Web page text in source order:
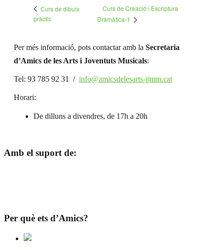
Curs de dibuix
pràctic
Curs de Creació i Escriptura
Dramàtica-1
Per més informació, pots contactar amb la Secretaria
d’Amics de les Arts i Joventuts Musicals:
Tel: 93 785 92 31 / info@amicsdelesarts-jjmm.cat
Horari:
De dilluns a divendres, de 17h a 20h
Amb el suport de:
Per què ets d’Amics?